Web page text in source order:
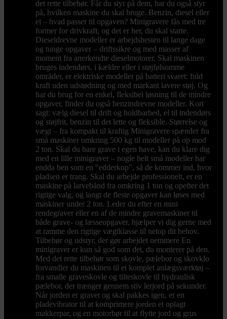
det rette tilbehør. Får du styr på dem, har du også styr
på, hvilken maskine du skal bruge. Benzin, diesel eller
el – hvad passer til opgaven? Minigravere fås med tre
former for drivkraft, og det er her, du skal starte.
Dieseldrevne modeller er arbejdshesten til lange dage
og tunge opgaver – driftssikre og med masser af
moment fra anerkendte dieselmotorer. Skal maskinen
bruges indendørs, i kældre eller i støjfølsomme
områder, er elektriske modeller på batteri svaret: fuld
kraft uden udstødning og med markant lavere støj. Og
har du brug for en enkel, fleksibel løsning til de mindre
opgaver, finder du også benzindrevne modeller. Kort
sagt: vælg diesel til drift og holdbarhed, el til indendørs
og støjfrit, benzin til det lette og fleksible. Størrelse og
vægt – fra kompakt til kraftig Minigravere spænder fra
små maskiner omkring 500 kg til modeller på op mod
2 ton. Skal du bare grave i egen have, kan du klare dig
med en lille minigraver – nogle helt små modeller har
endda ben som en "edderkop", så de kommer ind, hvor
pladsen er trang. Skal du arbejde professionelt, er en
maskine på larvebånd fra omkring 1 ton og opefter det
rigtige valg, og langt de fleste opgaver kan løses med
maskiner under 2 ton. Leder du efter en mini
rendegraver eller en af de mindre gravemaskiner til
både grave- og læsseopgaver, hjælper vi dig gerne med
at ramme den rigtige vægtklasse til netop dit behov.
Tilbehør og udstyr, der gør arbejdet nemmere En
minigraver er kun så god som det, du monterer på den.
Med det rette tilbehør som skovle, pælebor og skovklo
forvandler du maskinen til et komplet anlægsværktøj –
fra smalle graveskovle og tilteskovle til hydraulisk
pælebor, der trænger gennem stiv lerjord på sekunder.
Når jorden er gravet og skal pakkes igen, er en
pladevibrator til at komprimere jorden et oplagt
makkerpar, og en motorbør til at flytte jord og grus